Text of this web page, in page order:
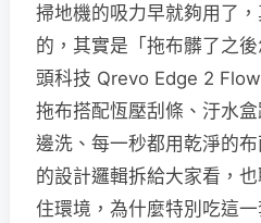
掃地機的吸力早就夠用了
的，其實是「拖布髒了之
頭科技 Qrevo Edge 2
拖布搭配恆壓刮條、汙水
邊洗、每一秒都用乾淨的
的設計邏輯拆給大家看，
住環境，為什麼特別吃這一